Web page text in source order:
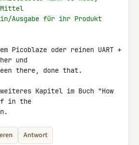
Mittel
Ausgabe für ihr Produkt
Picoblaze oder reinen UART +
und
there, done that.
Kapitel im Buch "How
in the
Antwort